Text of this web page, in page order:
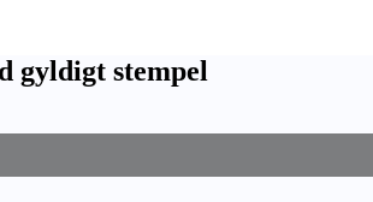
gyldigt stempel